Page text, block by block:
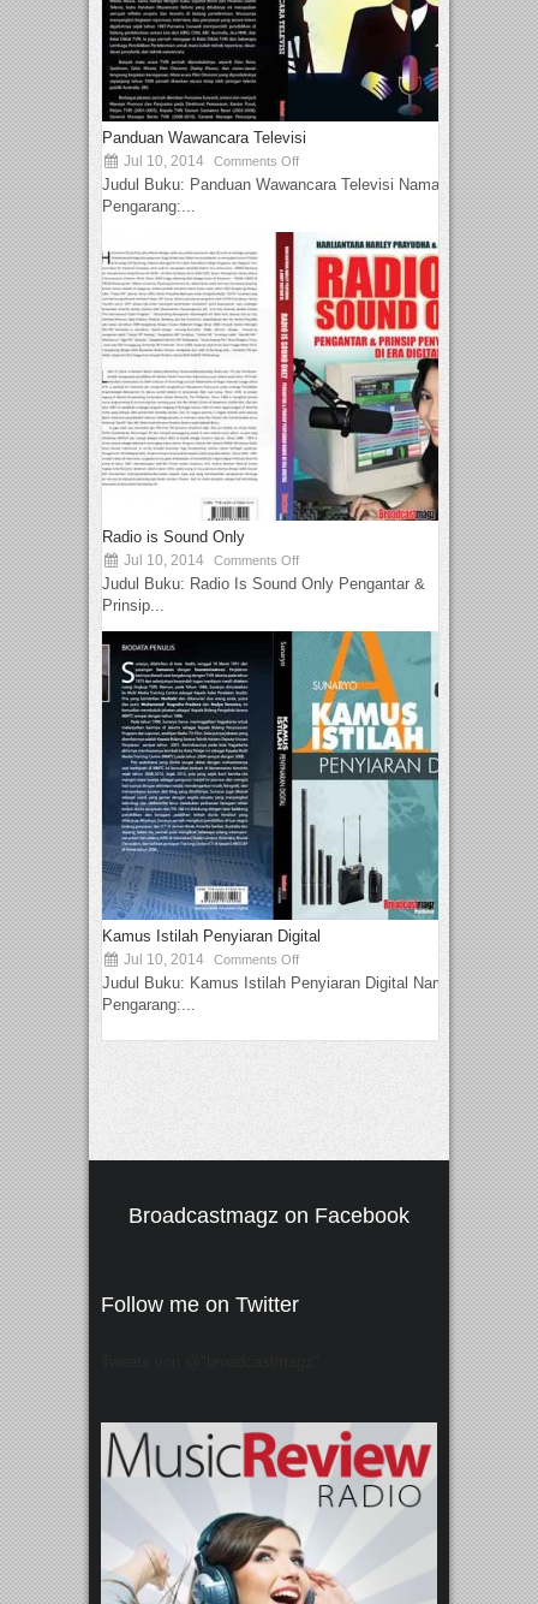
Panduan Wawancara Televisi
Jul 10, 2014 Comments Off
Judul Buku: Panduan Wawancara Televisi Nama
Pengarang:...
Radio is Sound Only
Jul 10, 2014 Comments Off
Judul Buku: Radio Is Sound Only Pengantar &
Prinsip...
Kamus Istilah Penyiaran Digital
Jul 10, 2014 Comments Off
Judul Buku: Kamus Istilah Penyiaran Digital Nama
Pengarang:...
Broadcastmagz on Facebook
Follow me on Twitter